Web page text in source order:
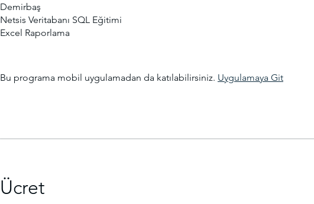
Demirbaş
Netsis Veritabanı SQL Eğitimi
Excel Raporlama
Bu programa mobil uygulamadan da katılabilirsiniz. Uygulamaya Git
Ücret